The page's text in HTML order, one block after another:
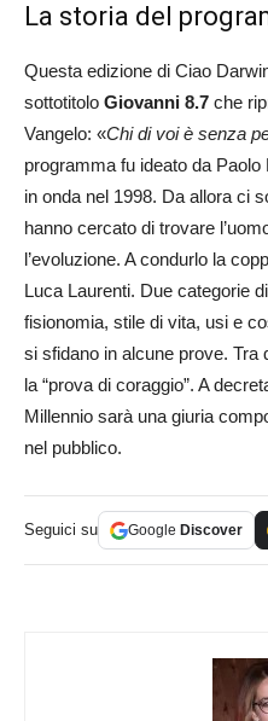
La storia del
Questa edizione di Ciao
sottotitolo Giovanni 8.7 che
Vangelo: «Chi di voi è senza
programma fu ideato da
in onda nel 1998. Da allora ci
hanno cercato di trovare
l’evoluzione. A condurlo la
Luca Laurenti. Due categorie
fisionomia, stile di vita, usi e
si sfidano in alcune prove. Tra
la “prova di coraggio”. A
Millennio sarà una giuria
nel pubblico.
Seguici su Google Discover